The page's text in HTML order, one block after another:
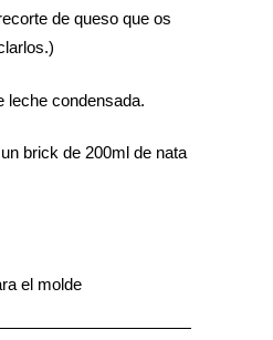
de queso que os
leche condensada.
brick de 200ml de nata
el molde